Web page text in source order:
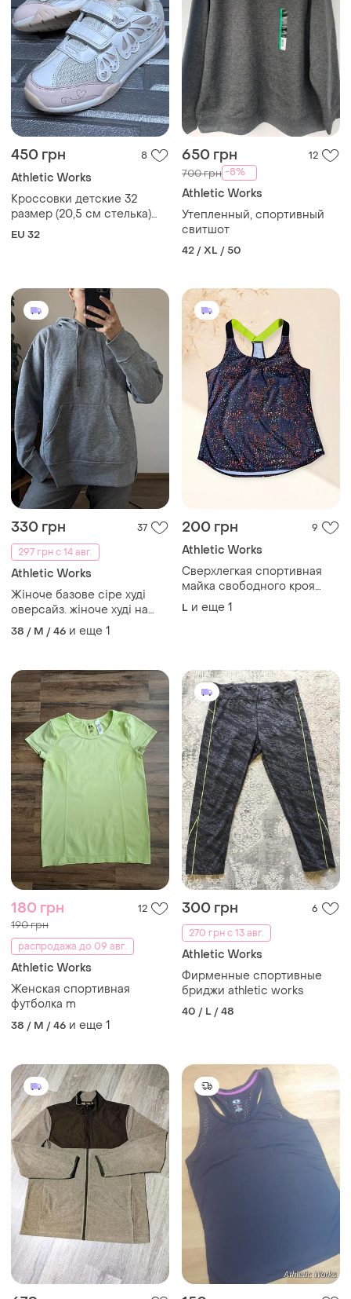
450 грн 8
Athletic Works
Кроссовки детские 32
размер (20,5 см стелька)
athletic works блестящие
EU 32
650 грн 12
700 грн -8%
Athletic Works
Утепленный, спортивный
свитшот
42 / XL / 50
330 грн
37
297 грн с 14 авг.
Athletic Works
Жіноче базове сіре худі
оверсайз. жіноче худі на
флісі
38 / M / 46 и еще 1
200 грн 9
Athletic Works
Сверхлегкая спортивная
майка свободного кроя
athletic works
L и еще 1
180 грн 12
190 грн
распродажа до 09 авг.
Athletic Works
Женская спортивная
футболка m
38 / M / 46 и еще 1
300 грн
6
270 грн с 13 авг.
Athletic Works
Фирменные спортивные
бриджи athletic works
40 / L / 48